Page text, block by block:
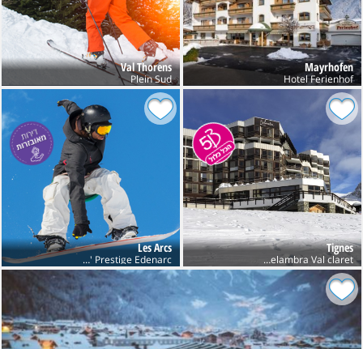
Mayrhofen
Hotel Ferienhof
Val Thorens
Plein Sud
Tignes
Club Belambra Val claret חנוכה
Les Arcs
Res' Prestige Edenarc